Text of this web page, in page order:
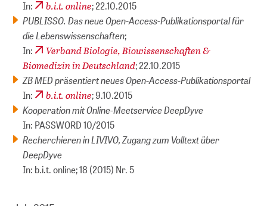
In: b.i.t. online; 22.10.2015
PUBLISSO. Das neue Open-Access-Publikationsportal für
die Lebenswissenschaften;
In:
Verband Biologie, Biowissenschaften &
Biomedizin in Deutschland; 22.10.2015
ZB MED präsentiert neues Open-Access-Publikationsportal
In: b.i.t. online; 9.10.2015
Kooperation mit Online-Meetservice DeepDyve
In: PASSWORD 10/2015
Recherchieren in LIVIVO, Zugang zum Volltext über
DeepDyve
In: b.i.t. online; 18 (2015) Nr. 5